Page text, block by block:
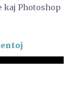
kaj Photoshop